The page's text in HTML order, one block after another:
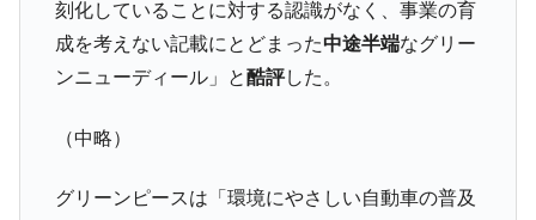
「KDDX」1番艦、2032年竣工と公示
に韓国がいっちょがみしたのでは。
『Money1』
は韓国で『BYD』車は売れている。6カ月で対前年同期比
刻化していることに対する認識がなく、事業の育
成を考えない記載にとどまった中途半端なグリー
ンニューディール」と酷評した。
（中略）
グリーンピースは「環境にやさしい自動車の普及